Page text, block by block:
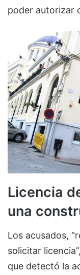
poder autorizar
Licencia
una
Los acusados,
solicitar
que detectó la